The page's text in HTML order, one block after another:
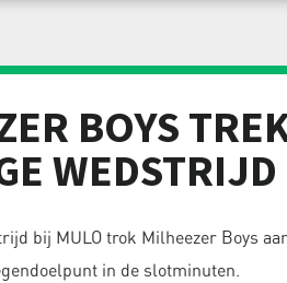
BOYS
WEDSTRIJD
bij MULO trok Milheezer Boys
in de slotminuten.